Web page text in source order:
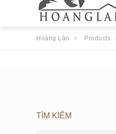
Hoàng Lân Products
TÌM KIẾM